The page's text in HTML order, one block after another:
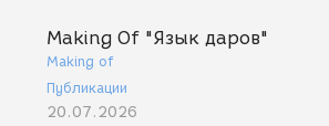
Making Of "Язык даров"
Making of
Публикации
20.07.2026